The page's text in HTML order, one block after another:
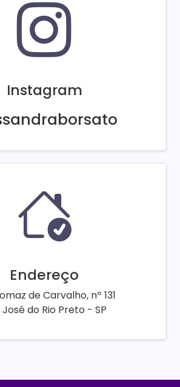
Instagram
Endereço
de Carvalho, nº 131
José do Rio Preto - SP